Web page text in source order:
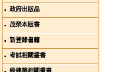
政府出版品
茂榮本版書
新登錄書籍
考試相關叢書